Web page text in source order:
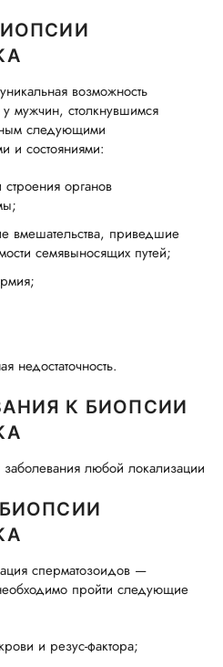
возможность
мужчин, столкнувшимся
следующими
и состояниями:
органов
вмешательства, приведшие
семявыносящих путей;
недостаточность.
К БИОПСИИ
любой локализации
сперматозоидов —
пройти следующие
и резус-фактора;